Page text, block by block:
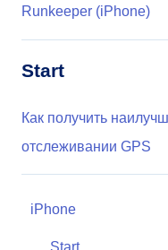
Runkeeper (iPhone)
Start
Как получить
отслеживании GPS
iPhone